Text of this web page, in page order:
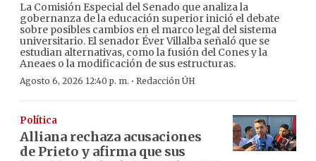
La Comisión Especial del Senado que analiza la
gobernanza de la educación superior inició el debate
sobre posibles cambios en el marco legal del sistema
universitario. El senador Éver Villalba señaló que se
estudian alternativas, como la fusión del Cones y la
Aneaes o la modificación de sus estructuras.
Agosto 6, 2026 12:40 p. m. · Redacción ÚH
Política
Alliana rechaza acusaciones
de Prieto y afirma que sus